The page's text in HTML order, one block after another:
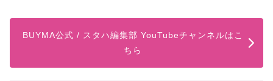
BUYMA公式 / スタハ編集部 YouTubeチャンネルはこ
ちら